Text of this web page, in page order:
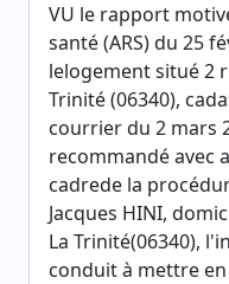
VU le rapport
santé (ARS) du 25
lelogement situé 2
Trinité (06340),
courrier du 2 mars
recommandé avec
cadrede la
Jacques HINI,
La Trinité(06340),
conduit à mettre